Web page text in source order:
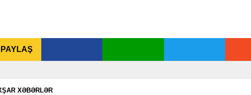
PAYLAŞ
XƏBƏRLƏR